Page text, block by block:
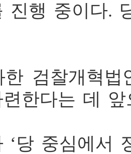
진행 중이다.
한 검찰개혁
한다는 데
‘당 중심에서